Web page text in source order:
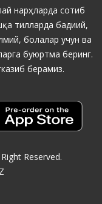
нарҳларда сотиб
тилларда бадиий,
болалар учун ва
буюртма беринг.
берамиз.
Right Reserved.